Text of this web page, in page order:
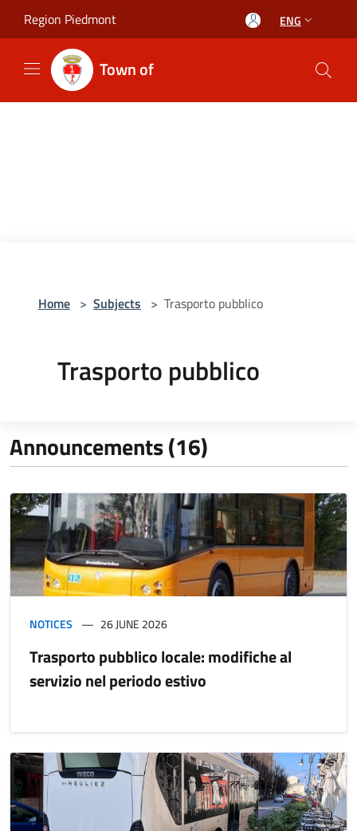
Region Piedmont ENG
Town of
Home > Subjects > Trasporto pubblico
Trasporto pubblico
Announcements (16)
NOTICES 26 JUNE 2026
Trasporto pubblico locale: modifiche al
servizio nel periodo estivo